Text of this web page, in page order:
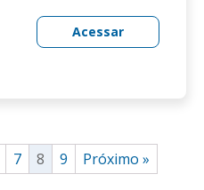
Acessar
7 8 9 Próximo »